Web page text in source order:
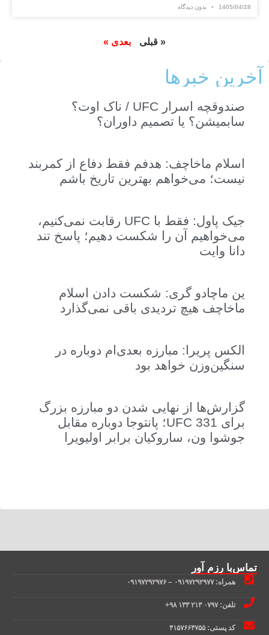
1405/04/28 بدون دیدگاه
« قبلی بعدی »
آخرین خبر‌‌ها
صندوقچه اسرار UFC / ناک اوت؟
سابمیشن؟ یا تصمیم داوران؟
اسلام ماخاچف: هدفم فقط دفاع از کمربند
نیست؛ می‌خواهم بهترین تاریخ باشم
جیک پاول: فقط با UFC رقابت نمی‌کنیم،
می‌خواهیم آن را شکست دهیم؛ پاسخ تند
دانا وایت
ین ماچادو گری: شکست دادن اسلام
ماخاچف هیچ تردیدی باقی نمی‌گذارد
الکس پریرا: مبارزه بعدی‌ام دوباره در
سنگین‌وزن خواهد بود
گزارش‌ها از نهایی شدن دو مبارزه بزرگ
برای UFC 331؛ پانتوجا دوباره مقابل
جوشوا ون، ساروکیان برابر اولیویرا
تماس‌با رزم آور
همراه: ۰۹۱۹۷۲۹۲۹۷۷ – ۰۹۱۹۷۲۹۲۹۷۶
تلفن: ۰۷۹۷ ۲۱۳ ۱۳۳ ۹۸+
کد پستی: ۴۱۵۷۶۶۴۷۵۵